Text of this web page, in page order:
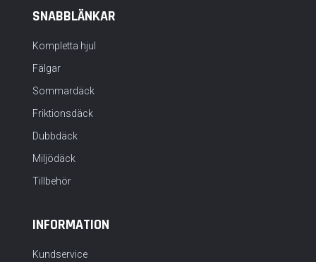
SNABBLÄNKAR
Kompletta hjul
Fälgar
Sommardäck
Friktionsdäck
Dubbdäck
Miljödäck
Tillbehör
INFORMATION
Kundservice